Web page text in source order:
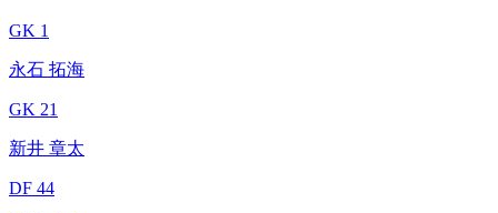
GK 1
永石 拓海
GK 21
新井 章太
DF 44